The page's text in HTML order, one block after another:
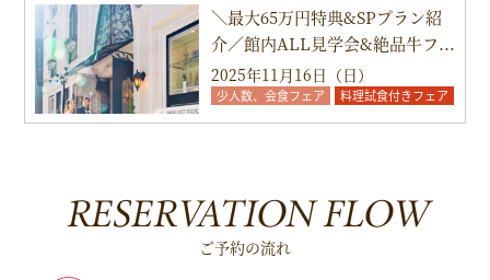
＼最大65万円特典&SPプラン紹
介／館内ALL見学会&絶品牛フ...
2025年11月16日（日）
少人数、会食フェア 料理試食付きフェア
RESERVATION FLOW
ご予約の流れ